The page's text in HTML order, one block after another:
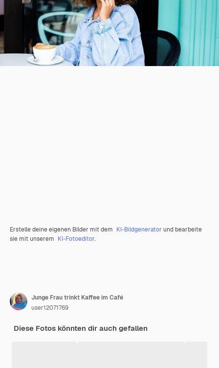
Erstelle deine eigenen Bilder mit dem KI-Bildgenerator und bearbeite
sie mit unserem KI-Fotoeditor.
Junge Frau trinkt Kaffee im Café
user12071769
Diese Fotos könnten dir auch gefallen